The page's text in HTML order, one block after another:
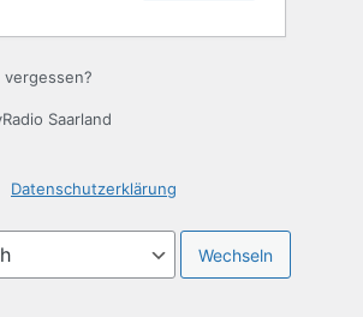
vergessen?
Saarland
Datenschutzerklärung